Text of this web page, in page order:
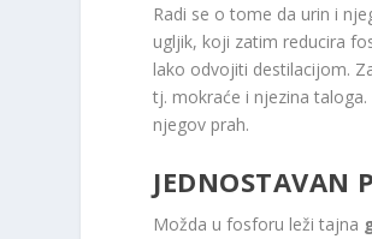
Radi se o tome da urin i
ugljik, koji zatim reducira
lako odvojiti destilacijom.
tj. mokraće i njezina
njegov prah.
JEDNOSTAVAN
Možda u fosforu leži tajna